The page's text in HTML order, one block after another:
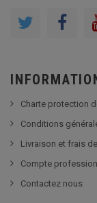
Charte protection
Conditions
Livraison et frais
Compte
Contactez nous